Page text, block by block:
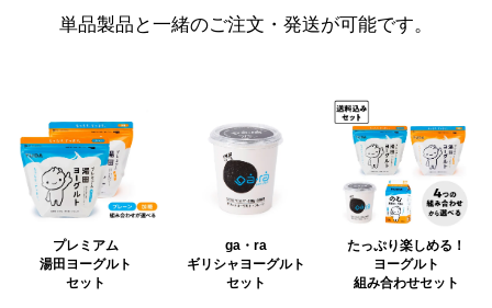
単品製品と一緒のご注文・発送が可能です。
プレミアム
湯田ヨーグルト
セット
ga・ra
ギリシャヨーグルト
セット
たっぷり楽しめる！
ヨーグルト
組み合わせセット